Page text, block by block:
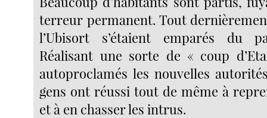
terreur permanent. Tout
l’Ubisort s’étaient emparés du
Réalisant une sorte de « coup
autoproclamés les nouvelles
gens ont réussi tout de même à
et à en chasser les intrus.